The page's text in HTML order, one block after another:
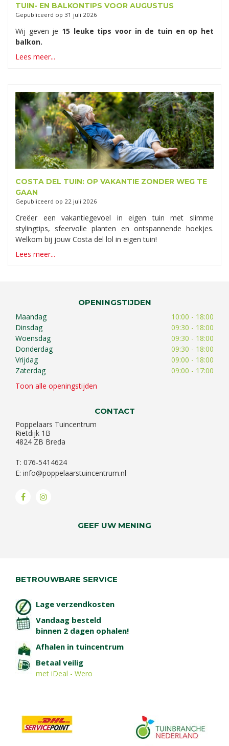
TUIN- EN BALKONTIPS VOOR AUGUSTUS
Gepubliceerd op 31 juli 2026
Wij geven je 15 leuke tips voor in de tuin en op het
balkon.
Lees meer...
COSTA DEL TUIN: OP VAKANTIE ZONDER WEG TE
GAAN
Gepubliceerd op 22 juli 2026
Creëer een vakantiegevoel in eigen tuin met slimme
stylingtips, sfeervolle planten en ontspannende hoekjes.
Welkom bij jouw Costa del lol in eigen tuin!
Lees meer...
OPENINGSTIJDEN
Maandag
10:00 - 18:00
Dinsdag
09:30 - 18:00
Woensdag
09:30 - 18:00
Donderdag
09:30 - 18:00
Vrijdag
09:00 - 18:00
Zaterdag
09:00 - 17:00
Toon alle openingstijden
CONTACT
Poppelaars Tuincentrum
Rietdijk 1B
4824 ZB Breda
T: 076-5414624
E: info@poppelaarstuincentrum.nl
GEEF UW MENING
BETROUWBARE SERVICE
Lage verzendkosten
Vandaag besteld
binnen 2 dagen ophalen!
Afhalen in tuincentrum
Betaal veilig
met iDeal - Wero